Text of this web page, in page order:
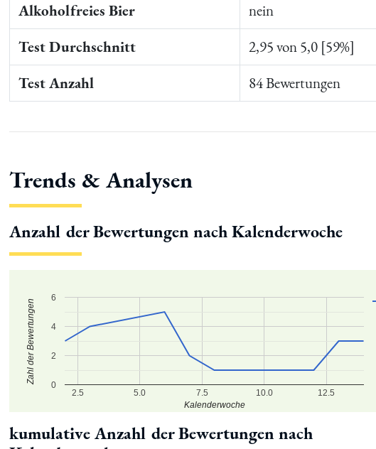
Alkoholfreies Bier
nein
Test Durchschnitt
2,95 von 5,0 [59%]
Test Anzahl
84 Bewertungen
Trends & Analysen
Anzahl der Bewertungen nach Kalenderwoche
2.5 5.0 7.5 10.0 12.5
0
2
4
6
Kalenderwoche
Zahl der Bewertungen
kumulative Anzahl der Bewertungen nach